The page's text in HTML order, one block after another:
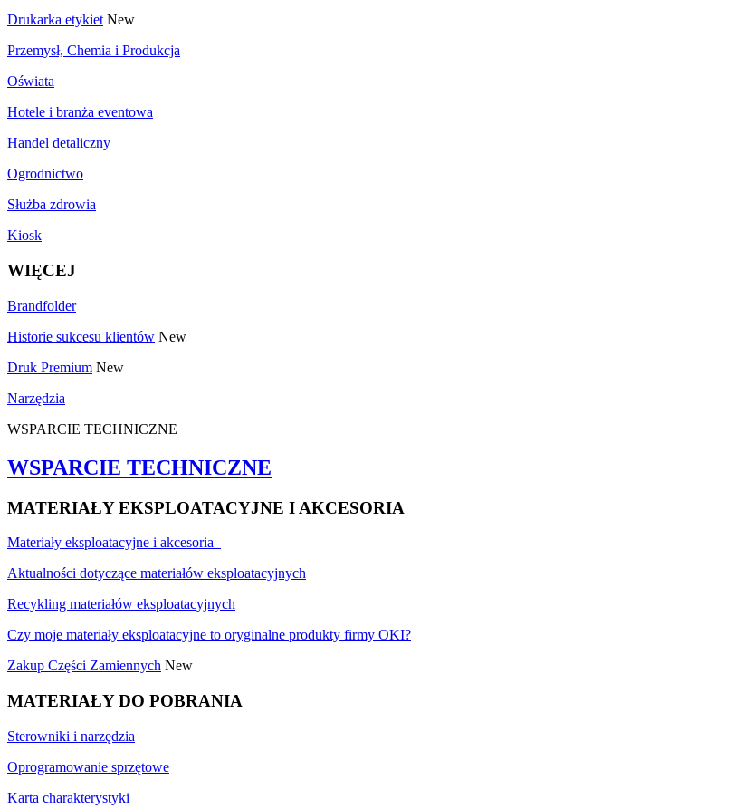
Drukarka etykiet New
Przemysł, Chemia i Produkcja
Oświata
Hotele i branża eventowa
Handel detaliczny
Ogrodnictwo
Służba zdrowia
Kiosk
WIĘCEJ
Brandfolder
Historie sukcesu klientów New
Druk Premium New
Narzędzia
WSPARCIE TECHNICZNE
WSPARCIE TECHNICZNE
MATERIAŁY EKSPLOATACYJNE I AKCESORIA
Materiały eksploatacyjne i akcesoria
Aktualności dotyczące materiałów eksploatacyjnych
Recykling materiałów eksploatacyjnych
Czy moje materiały eksploatacyjne to oryginalne produkty firmy OKI?
Zakup Części Zamiennych New
MATERIAŁY DO POBRANIA
Sterowniki i narzędzia
Oprogramowanie sprzętowe
Karta charakterystyki